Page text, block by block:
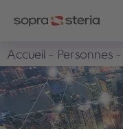
Accueil
Personnes